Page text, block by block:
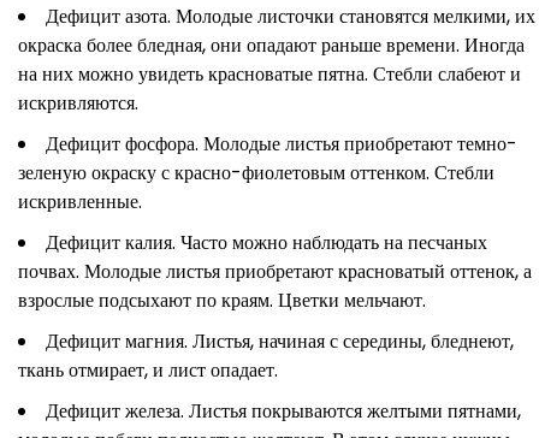
Дефицит азота. Молодые листочки становятся мелкими, их
окраска более бледная, они опадают раньше времени. Иногда
на них можно увидеть красноватые пятна. Стебли слабеют и
искривляются.
Дефицит фосфора. Молодые листья приобретают темно-
зеленую окраску с красно-фиолетовым оттенком. Стебли
искривленные.
Дефицит калия. Часто можно наблюдать на песчаных
почвах. Молодые листья приобретают красноватый оттенок, а
взрослые подсыхают по краям. Цветки мельчают.
Дефицит магния. Листья, начиная с середины, бледнеют,
ткань отмирает, и лист опадает.
Дефицит железа. Листья покрываются желтыми пятнами,